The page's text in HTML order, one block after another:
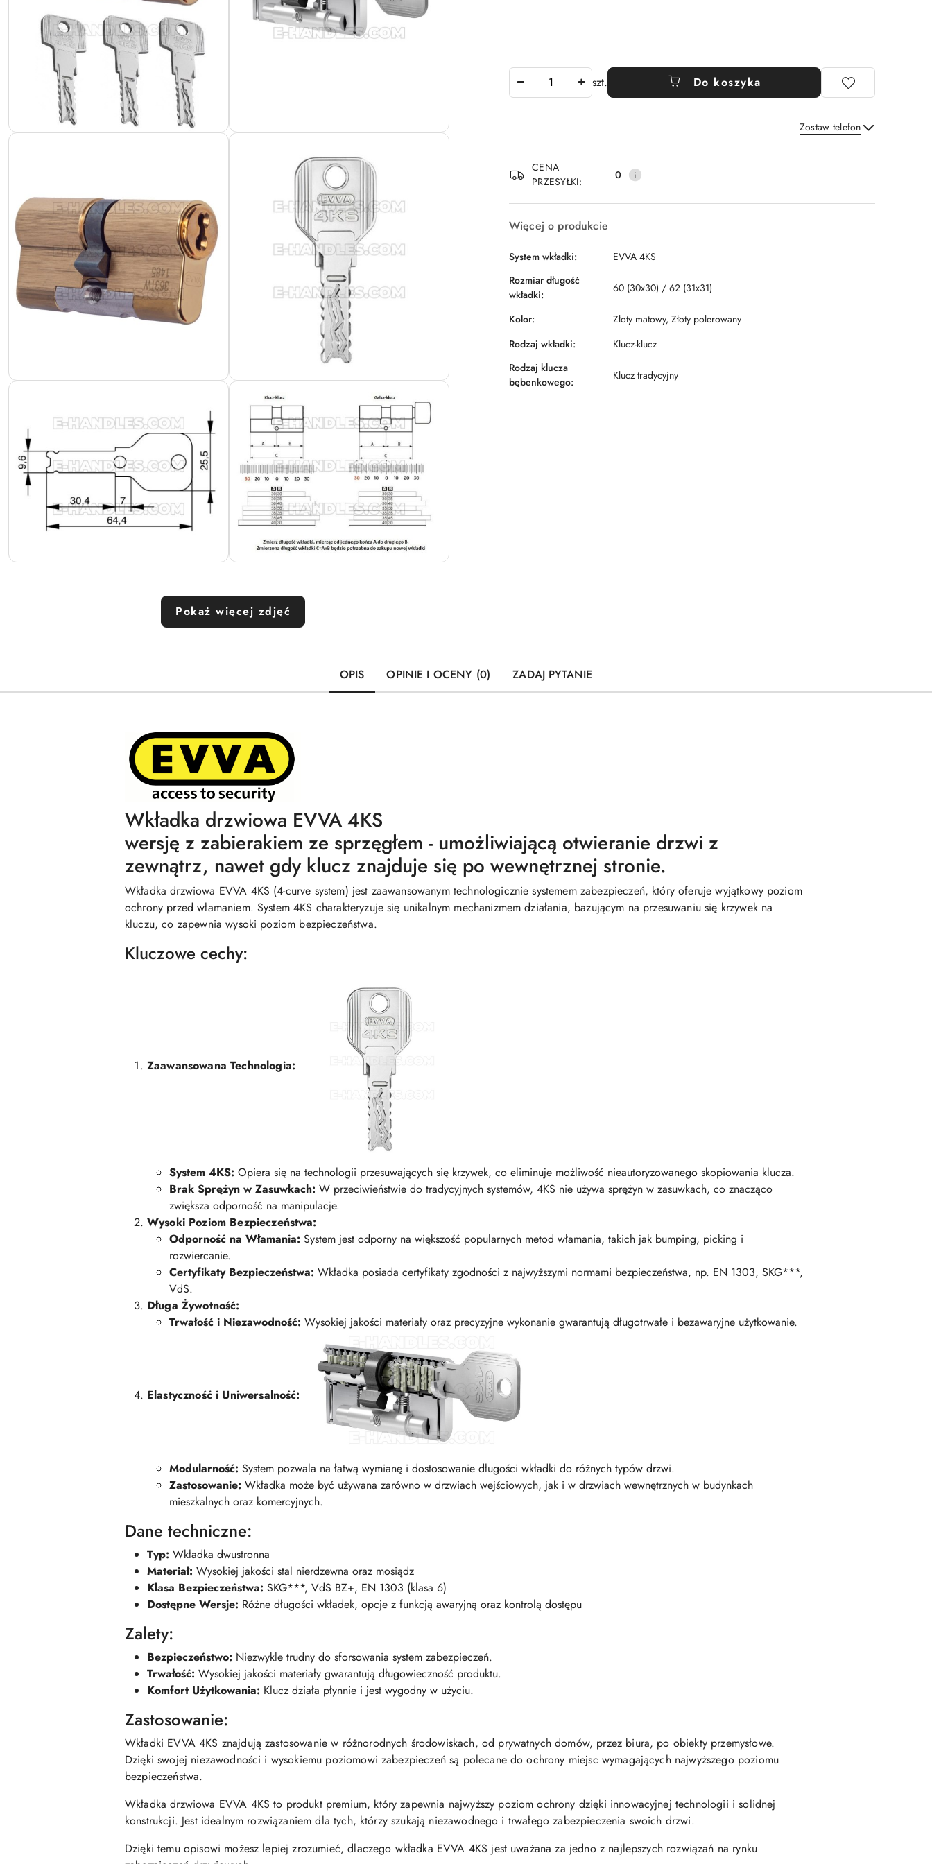
Pokaż więcej zdjęć
szt. Do koszyka
Zostaw telefon
Wyślij
Dostępność
i
dostawa
CENA
PRZESYŁKI:
0
Więcej o produkcie
System wkładki:
EVVA 4KS
Rozmiar długość
wkładki:
60 (30x30) / 62 (31x31)
Kolor:
Złoty matowy, Złoty polerowany
Rodzaj wkładki:
Klucz-klucz
Rodzaj klucza
bębenkowego:
Klucz tradycyjny
OPIS OPINIE I OCENY (0) ZADAJ PYTANIE
Wkładka drzwiowa EVVA 4KS
wersję z zabierakiem ze sprzęgłem - umożliwiającą otwieranie drzwi z
zewnątrz, nawet gdy klucz znajduje się po wewnętrznej stronie.
Wkładka drzwiowa EVVA 4KS (4-curve system) jest zaawansowanym technologicznie systemem zabezpieczeń, który oferuje wyjątkowy poziom
ochrony przed włamaniem. System 4KS charakteryzuje się unikalnym mechanizmem działania, bazującym na przesuwaniu się krzywek na
kluczu, co zapewnia wysoki poziom bezpieczeństwa.
Kluczowe cechy:
Zaawansowana Technologia:
System 4KS: Opiera się na technologii przesuwających się krzywek, co eliminuje możliwość nieautoryzowanego skopiowania klucza.
Brak Sprężyn w Zasuwkach: W przeciwieństwie do tradycyjnych systemów, 4KS nie używa sprężyn w zasuwkach, co znacząco
zwiększa odporność na manipulacje.
Wysoki Poziom Bezpieczeństwa:
Odporność na Włamania: System jest odporny na większość popularnych metod włamania, takich jak bumping, picking i
rozwiercanie.
Certyfikaty Bezpieczeństwa: Wkładka posiada certyfikaty zgodności z najwyższymi normami bezpieczeństwa, np. EN 1303, SKG***,
VdS.
Długa Żywotność:
Trwałość i Niezawodność: Wysokiej jakości materiały oraz precyzyjne wykonanie gwarantują długotrwałe i bezawaryjne użytkowanie.
Elastyczność i Uniwersalność:
Modularność: System pozwala na łatwą wymianę i dostosowanie długości wkładki do różnych typów drzwi.
Zastosowanie: Wkładka może być używana zarówno w drzwiach wejściowych, jak i w drzwiach wewnętrznych w budynkach
mieszkalnych oraz komercyjnych.
Dane techniczne:
Typ: Wkładka dwustronna
Materiał: Wysokiej jakości stal nierdzewna oraz mosiądz
Klasa Bezpieczeństwa: SKG***, VdS BZ+, EN 1303 (klasa 6)
Dostępne Wersje: Różne długości wkładek, opcje z funkcją awaryjną oraz kontrolą dostępu
Zalety:
Bezpieczeństwo: Niezwykle trudny do sforsowania system zabezpieczeń.
Trwałość: Wysokiej jakości materiały gwarantują długowieczność produktu.
Komfort Użytkowania: Klucz działa płynnie i jest wygodny w użyciu.
Zastosowanie:
Wkładki EVVA 4KS znajdują zastosowanie w różnorodnych środowiskach, od prywatnych domów, przez biura, po obiekty przemysłowe.
Dzięki swojej niezawodności i wysokiemu poziomowi zabezpieczeń są polecane do ochrony miejsc wymagających najwyższego poziomu
bezpieczeństwa.
Wkładka drzwiowa EVVA 4KS to produkt premium, który zapewnia najwyższy poziom ochrony dzięki innowacyjnej technologii i solidnej
konstrukcji. Jest idealnym rozwiązaniem dla tych, którzy szukają niezawodnego i trwałego zabezpieczenia swoich drzwi.
Dzięki temu opisowi możesz lepiej zrozumieć, dlaczego wkładka EVVA 4KS jest uważana za jedno z najlepszych rozwiązań na rynku